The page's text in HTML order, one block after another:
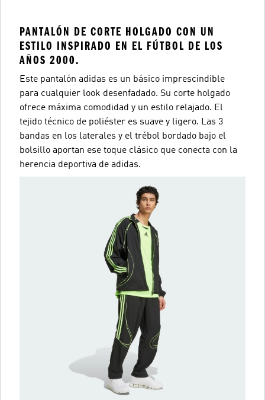
PANTALÓN DE CORTE HOLGADO CON UN
ESTILO INSPIRADO EN EL FÚTBOL DE LOS
AÑOS 2000.
Este pantalón adidas es un básico imprescindible
para cualquier look desenfadado. Su corte holgado
ofrece máxima comodidad y un estilo relajado. El
tejido técnico de poliéster es suave y ligero. Las 3
bandas en los laterales y el trébol bordado bajo el
bolsillo aportan ese toque clásico que conecta con la
herencia deportiva de adidas.